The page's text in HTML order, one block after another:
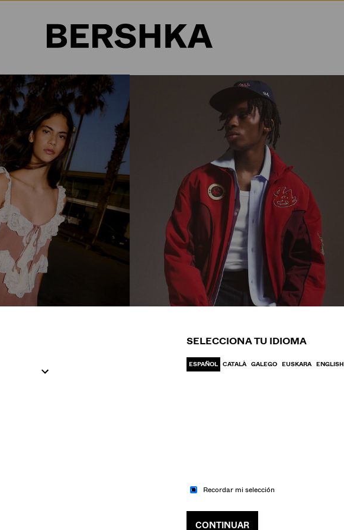
Selección de país
HOMBRE
SELECCIONA TU IDIOMA
ESPAÑOL CATALÀ GALEGO EUSKARA ENGLISH
Recordar mi selección
CONTINUAR